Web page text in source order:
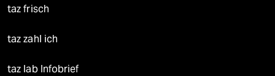
taz frisch
taz zahl ich
taz lab Infobrief